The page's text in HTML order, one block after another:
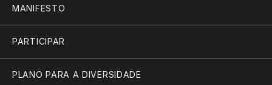
MANIFESTO
PARTICIPAR
PLANO PARA A DIVERSIDADE